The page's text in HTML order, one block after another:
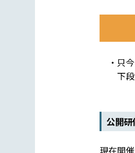
・只今
下段
公開
現在開